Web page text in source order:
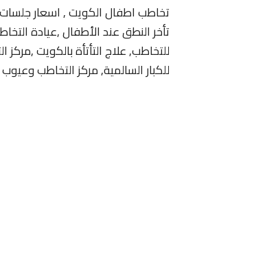
تخاطب اطفال الكويت , اسعار
للتخاطب, علاج التأتأة بالكويت
للكبار السالمية, مركز التخاطب